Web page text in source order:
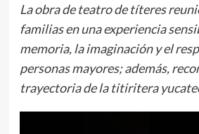
La obra de teatro de títeres
familias en una experiencia
memoria, la imaginación y el
personas mayores; además,
trayectoria de la titiritera